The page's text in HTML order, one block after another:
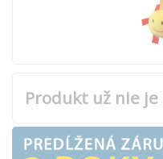
Produkt už nie